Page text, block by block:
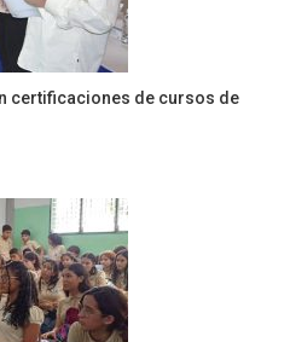
certificaciones de cursos de